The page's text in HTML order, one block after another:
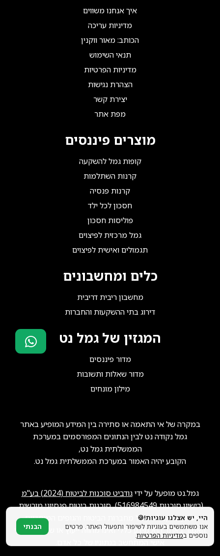
איך אנחנו משווים
מדיניות עריכה
הכותב: מאור ווקנין
תנאי השימוש
מדיניות הפרטיות
הצהרת נגישות
יצירת קשר
מפת אתר
מוצרים פיננסים
קופות גמל להשקעה
קרנות השתלמות
קרנות פנסיה
חסכון לכל ילד
פוליסות חסכון
גמל מרכזית לפיצוים
תגמולים ואישית לפיצוים
כלים ומחשבונים
מחשבון ריבית דריבית
דירוג בתי ההשקעות והחברות
המגזין של גמל נט
מדור פיננסים
מדור שאלות ותשובות
מילון מונחים
במקרה של אי התאמה או סתירה בין המידע המופיע באתר
גמל נקודה נט לבין הנתונים המפורסמים במערכת
הממשלתית גמל נט,
הקובע יהיה האמור במערכת הממשלתית גמל נט.
גמל.נט מופעל על ידיגודביט סוכנות לביטוח (2024) בע"מ
(רישיון סוכנות516984549), סוכנות ביטוח פנסיוני מורשית.
ייתכן שנקבל תגמול מחברות הביטוח והגופים המוסדיים.
האמור באתר הוא מידע כללי ואינו מהווה ייעוץ או שיווק פנסיוני
אישי המתחשב בנתוניו של כל אדם.
היי, יש אצלנו עוגיות!🍪
אנו משתמשים בעוגיות לשיפור ותפעול האתר. פרטים
נוספים במדיניות הפרטיות.
הבנתי